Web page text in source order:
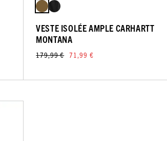
VESTE ISOLÉE AMPLE CARHARTT
MONTANA
179,99 € 71,99 €